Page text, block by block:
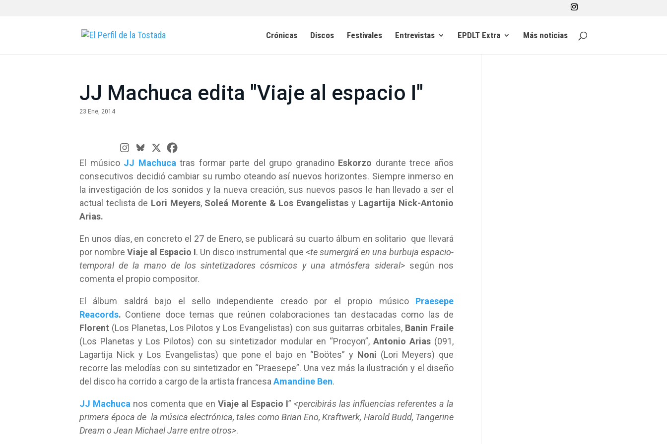
Crónicas Discos Festivales Entrevistas EPDLT Extra Más noticias
JJ Machuca edita "Viaje al espacio I"
23 Ene, 2014
El músico JJ Machucatras formar parte del grupo granadino Eskorzo durante trece años
consecutivos decidió cambiar su rumbo oteando así nuevos horizontes. Siempre inmerso en
la investigación de los sonidos y la nueva creación, sus nuevos pasos le han llevado a ser el
actual teclista de Lori Meyers, Soleá Morente & Los Evangelistasy Lagartija Nick-Antonio
Arias.
En unos días, en concreto el 27 de Enero, se publicará su cuarto álbum en solitario que llevará
por nombreViaje al Espacio I. Un disco instrumental que <te sumergirá en una burbuja espacio-
temporal de la mano de los sintetizadores cósmicos y una atmósfera sideral>según nos
comenta el propio compositor.
El álbum saldrá bajo el sello independiente creado por el propio músico Praesepe
Reacords. Contiene doce temas que reúnen colaboraciones tan destacadas como las de
Florent (Los Planetas, Los Pilotos y Los Evangelistas) con sus guitarras orbitales, Banin Fraile
(Los Planetas y Los Pilotos) con su sintetizador modular en “Procyon”, Antonio Arias(091,
Lagartija Nick y Los Evangelistas) que pone el bajo en “Boötes” y Noni (Lori Meyers) que
recorre las melodías con su sintetizador en “Praesepe”. Una vez más la ilustración y el diseño
del disco ha corrido a cargo de la artista francesa Amandine Ben.
JJ Machuca nos comenta que en Viaje al Espacio I” <percibirás las influencias referentes a la
primera época de la música electrónica, tales como Brian Eno, Kraftwerk, Harold Budd, Tangerine
Dream o Jean Michael Jarre entre otros>.